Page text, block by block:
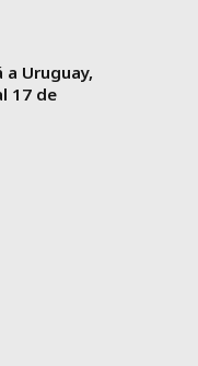
a Uruguay,
17 de